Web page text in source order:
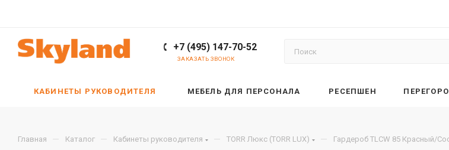
+7 (495) 147-70-52
ЗАКАЗАТЬ ЗВОНОК
КАБИНЕТЫ РУКОВОДИТЕЛЯ МЕБЕЛЬ ДЛЯ ПЕРСОНАЛА РЕСЕПШЕН
Главная — Каталог — Кабинеты руководителя — TORR Люкс (TORR LUX) — Гардероб TLCW 85 Красный/